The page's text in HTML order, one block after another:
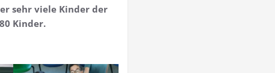
sehr viele Kinder der
Kinder.